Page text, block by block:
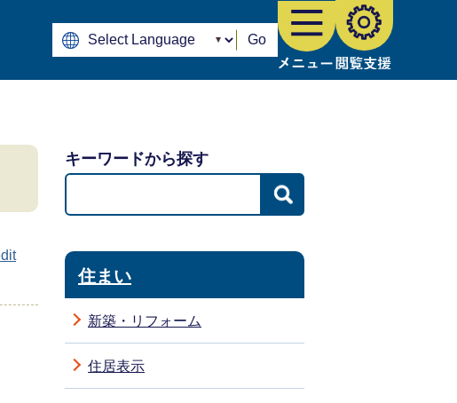
Go
キーワードから探す
住まい
新築・リフォーム
住居表示